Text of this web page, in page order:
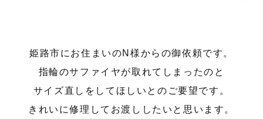
姫路市にお住まいのN様からの御依頼です。
指輪のサファイヤが取れてしまったのと
サイズ直しをしてほしいとのご要望です。
きれいに修理してお渡ししたいと思います。